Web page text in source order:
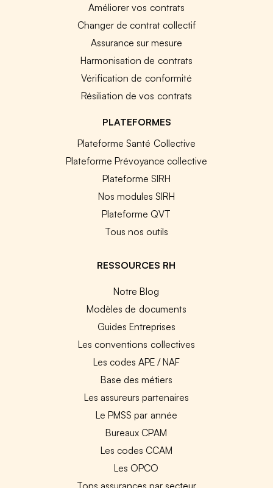
Améliorer vos contrats
Changer de contrat collectif
Assurance sur mesure
Harmonisation de contrats
Vérification de conformité
Résiliation de vos contrats
PLATEFORMES
Plateforme Santé Collective
Plateforme Prévoyance collective
Plateforme SIRH
Nos modules SIRH
Plateforme QVT
Tous nos outils
RESSOURCES RH
Notre Blog
Modèles de documents
Guides Entreprises
Les conventions collectives
Les codes APE / NAF
Base des métiers
Les assureurs partenaires
Le PMSS par année
Bureaux CPAM
Les codes CCAM
Les OPCO
Tops assurances par secteur